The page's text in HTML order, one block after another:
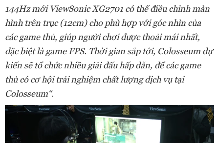
144Hz mới ViewSonic XG2701 có thể điều chỉnh màn
hình trên trục (12cm) cho phù hợp với góc nhìn của
các game thủ, giúp người chơi được thoải mái nhất,
đặc biệt là game FPS. Thời gian sắp tới, Colosseum dự
kiến sẽ tổ chức nhiều giải đấu hấp dẫn, để các game
thủ có cơ hội trải nghiệm chất lượng dịch vụ tại
Colosseum“.